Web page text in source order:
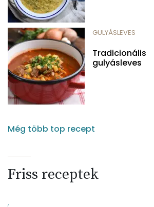
GULYÁSLEVES
Tradicionális
gulyásleves
Még több top recept
Friss receptek